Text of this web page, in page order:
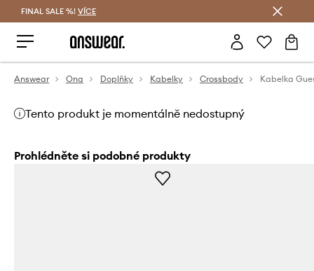
FINAL SALE %! VÍCE
Answear Ona Doplňky Kabelky Crossbody Kabelka
Tento produkt je momentálně nedostupný
Prohlédněte si podobné produkty